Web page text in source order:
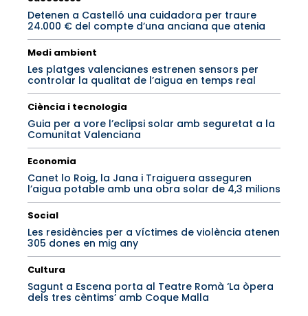
Detenen a Castelló una cuidadora per traure
24.000 € del compte d’una anciana que atenia
Medi ambient
Les platges valencianes estrenen sensors per
controlar la qualitat de l’aigua en temps real
Ciència i tecnologia
Guia per a vore l’eclipsi solar amb seguretat a la
Comunitat Valenciana
Economia
Canet lo Roig, la Jana i Traiguera asseguren
l’aigua potable amb una obra solar de 4,3 milions
Social
Les residències per a víctimes de violència atenen
305 dones en mig any
Cultura
Sagunt a Escena porta al Teatre Romà ‘La òpera
dels tres cèntims’ amb Coque Malla